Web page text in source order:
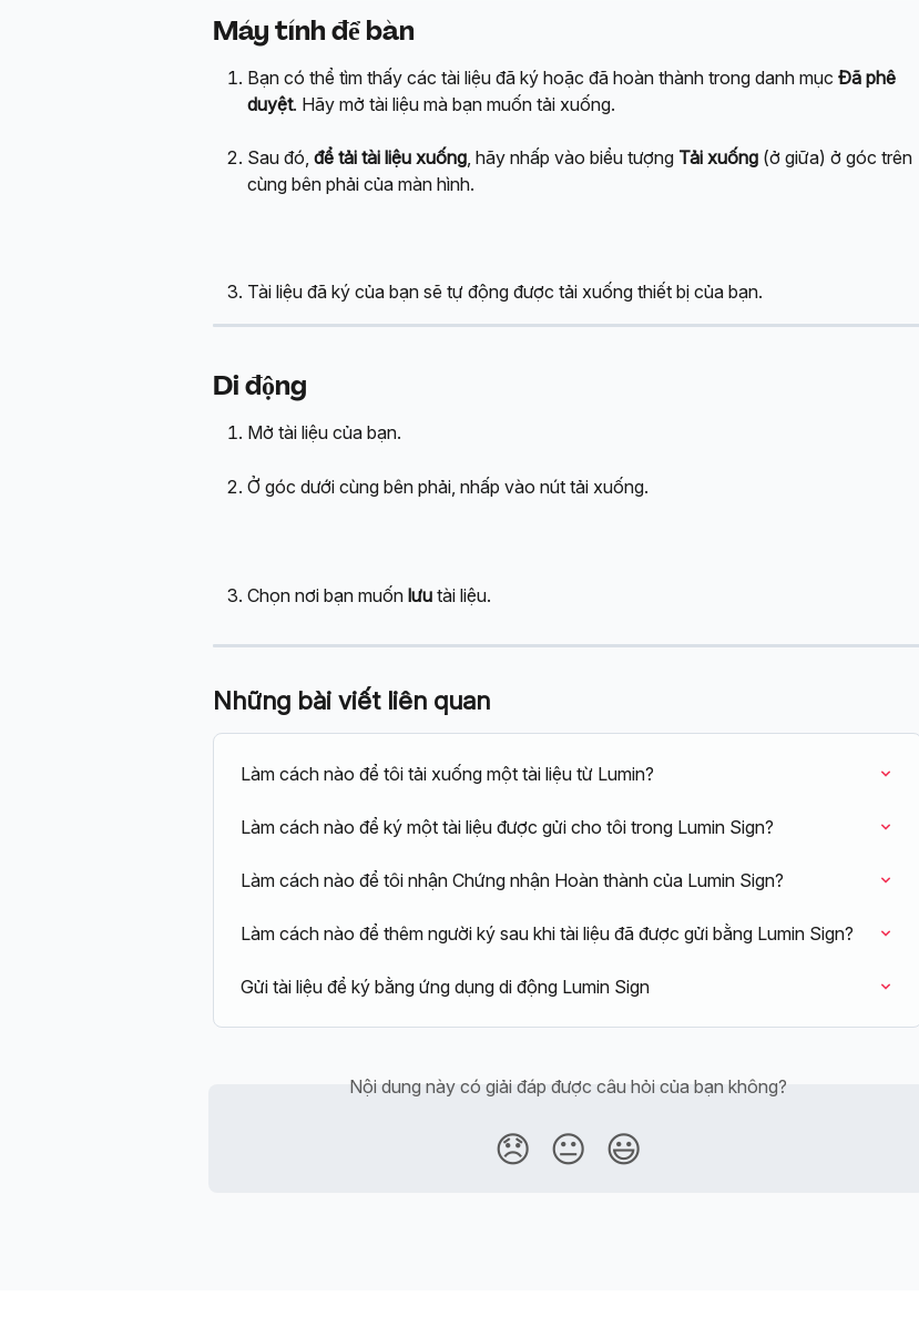
Máy tính để bàn
Bạn có thể tìm thấy các tài liệu đã ký hoặc đã hoàn thành trong danh mục Đã phê
duyệt. Hãy mở tài liệu mà bạn muốn tải xuống.
Sau đó, để tải tài liệu xuống, hãy nhấp vào biểu tượng Tải xuống (ở giữa) ở góc trên
cùng bên phải của màn hình.
Tài liệu đã ký của bạn sẽ tự động được tải xuống thiết bị của bạn.
Di động
Mở tài liệu của bạn.
Ở góc dưới cùng bên phải, nhấp vào nút tải xuống.
Chọn nơi bạn muốn lưu tài liệu.
Những bài viết liên quan
Làm cách nào để tôi tải xuống một tài liệu từ Lumin?
Làm cách nào để ký một tài liệu được gửi cho tôi trong Lumin Sign?
Làm cách nào để tôi nhận Chứng nhận Hoàn thành của Lumin Sign?
Làm cách nào để thêm người ký sau khi tài liệu đã được gửi bằng Lumin Sign?
Gửi tài liệu để ký bằng ứng dụng di động Lumin Sign
Nội dung này có giải đáp được câu hỏi của bạn không?
😞 😐 😃